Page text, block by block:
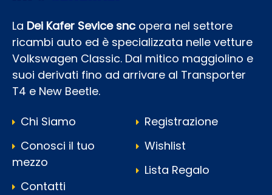
La Dei Kafer Sevice snc opera nel settore
ricambi auto ed è specializzata nelle vetture
Volkswagen Classic. Dal mitico maggiolino e
suoi derivati fino ad arrivare al Transporter
T4 e New Beetle.
Chi Siamo
Conosci il tuo
mezzo
Contatti
Registrazione
Wishlist
Lista Regalo